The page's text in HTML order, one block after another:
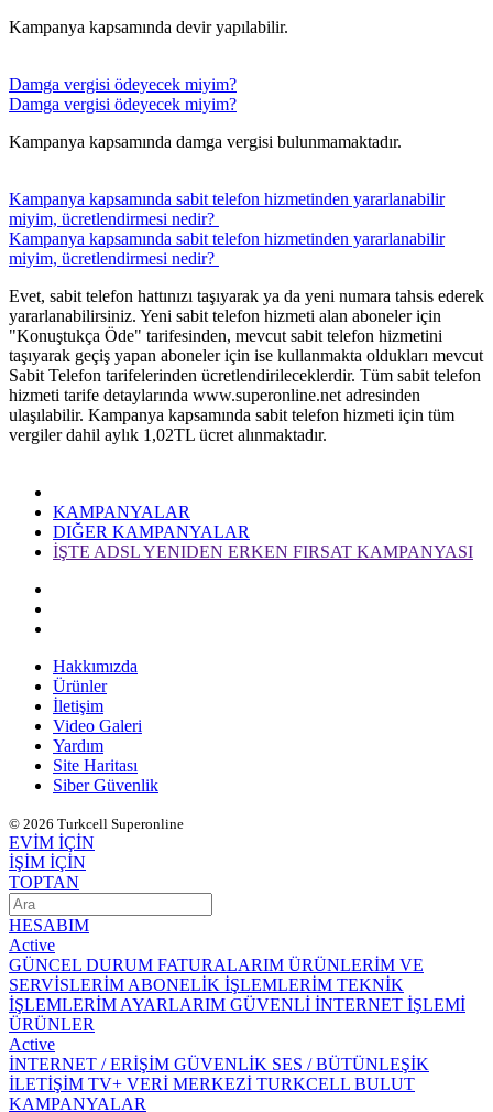
Kampanya kapsamında devir yapılabilir.
Damga vergisi ödeyecek miyim?
Damga vergisi ödeyecek miyim?
​Kampanya kapsamında damga vergisi bulunmamaktadır.
​Kampanya kapsamında sabit telefon hizmetinden yararlanabilir
miyim, ücretlendirmesi nedir? ​​
​Kampanya kapsamında sabit telefon hizmetinden yararlanabilir
miyim, ücretlendirmesi nedir? ​​
​Evet, sabit telefon hattınızı taşıyarak ya da yeni numara tahsis ederek
yararlanabilirsiniz. Yeni sabit telefon hizmeti alan aboneler için
"Konuştukça Öde" tarifesinden, mevcut sabit telefon hizmetini
taşıyarak geçiş yapan aboneler için ise kullanmakta oldukları mevcut
Sabit Telefon tarifelerinden ücretlendirileceklerdir. Tüm sabit telefon
hizmeti tarife detaylarında www.superonline.net adresinden
ulaşılabilir. Kampanya kapsamında sabit telefon hizmeti için tüm
vergiler dahil aylık 1,02TL ücret alınmaktadır.
KAMPANYALAR
DIĞER KAMPANYALAR
İŞTE ADSL YENIDEN ERKEN FIRSAT KAMPANYASI
Hakkımızda
Ürünler
İletişim
Video Galeri
Yardım
Site Haritası
Siber Güvenlik
© 2026 Turkcell Superonline
EVİM İÇİN
İŞİM İÇİN
TOPTAN
HESABIM
Active
GÜNCEL DURUM FATURALARIM ÜRÜNLERİM VE
SERVİSLERİMABONELİK İŞLEMLERİM TEKNİK
İŞLEMLERİMAYARLARIM GÜVENLİ İNTERNET İŞLEMİ
ÜRÜNLER
Active
İNTERNET / ERİŞİM GÜVENLİK SES / BÜTÜNLEŞİK
İLETİŞİM TV+ VERİ MERKEZİ TURKCELL BULUT
KAMPANYALAR